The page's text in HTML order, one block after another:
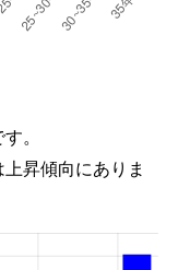
。
昇傾向にありま